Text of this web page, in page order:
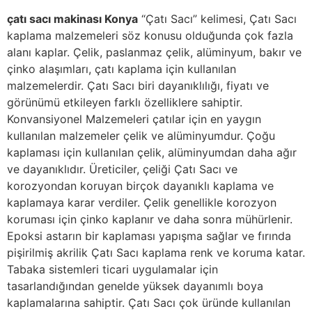
çatı sacı makinası Konya “Çatı Sacı” kelimesi, Çatı Sacı
kaplama malzemeleri söz konusu olduğunda çok fazla
alanı kaplar. Çelik, paslanmaz çelik, alüminyum, bakır ve
çinko alaşımları, çatı kaplama için kullanılan
malzemelerdir. Çatı Sacı biri dayanıklılığı, fiyatı ve
görünümü etkileyen farklı özelliklere sahiptir.
Konvansiyonel Malzemeleri çatılar için en yaygın
kullanılan malzemeler çelik ve alüminyumdur. Çoğu
kaplaması için kullanılan çelik, alüminyumdan daha ağır
ve dayanıklıdır. Üreticiler, çeliği Çatı Sacı ve
korozyondan koruyan birçok dayanıklı kaplama ve
kaplamaya karar verdiler. Çelik genellikle korozyon
koruması için çinko kaplanır ve daha sonra mühürlenir.
Epoksi astarın bir kaplaması yapışma sağlar ve fırında
pişirilmiş akrilik Çatı Sacı kaplama renk ve koruma katar.
Tabaka sistemleri ticari uygulamalar için
tasarlandığından genelde yüksek dayanımlı boya
kaplamalarına sahiptir. Çatı Sacı çok üründe kullanılan